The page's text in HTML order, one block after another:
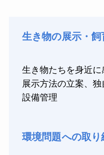
生き物の展示・飼
生き物たちを身近
展示方法の立案、独
設備管理
環境問題への取り